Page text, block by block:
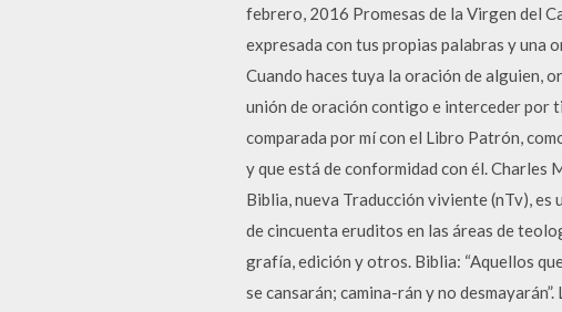
febrero, 2016 Promesas de la Virgen del
expresada con tus propias palabras y una
Cuando haces tuya la oración de alguien,
unión de oración contigo e interceder por
comparada por mí con el Libro Patrón,
y que está de conformidad con él.
Biblia, nueva Traducción viviente (nTv),
de cincuenta eruditos en las áreas de
grafía, edición y otros. Biblia: “Aquellos
se cansarán; camina-rán y no